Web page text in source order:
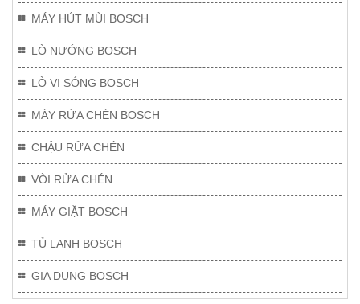
MÁY HÚT MÙI BOSCH
LÒ NƯỚNG BOSCH
LÒ VI SÓNG BOSCH
MÁY RỬA CHÉN BOSCH
CHẬU RỬA CHÉN
VÒI RỬA CHÉN
MÁY GIẶT BOSCH
TỦ LẠNH BOSCH
GIA DỤNG BOSCH